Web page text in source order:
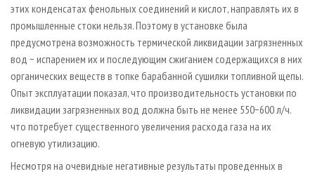
этих конденсатах фенольных соединений и кислот, направлять их в
промышленные стоки нельзя. Поэтому в установке была
предусмотрена возможность термической ликвидации загрязненных
вод − испарением их и последующим сжиганием содержащихся в них
органических веществ в топке барабанной сушилки топливной щепы.
Опыт эксплуатации показал, что производительность установки по
ликвидации загрязненных вод должна быть не менее 550−600 л/ч.
что потребует существенного увеличения расхода газа на их
огневую утилизацию.
Несмотря на очевидные негативные результаты проведенных в